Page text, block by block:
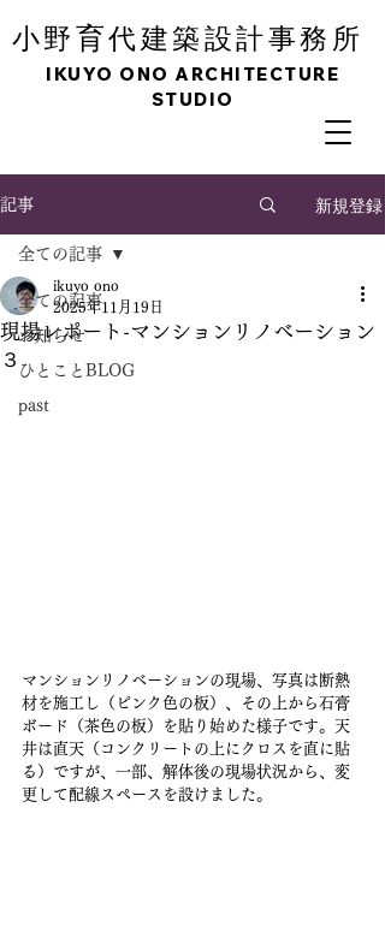
小野育代建築設計事務所
IKUYO ONO ARCHITECTURE
STUDIO
記事 新規登録
全ての記事
お知らせ
ひとことBLOG
past
全ての記事
現場レポート-マンションリノベーション
３
ikuyo ono
2025年11月19日
マンションリノベーションの現場、写真は断熱
材を施工し（ピンク色の板）、その上から石膏
ボード（茶色の板）を貼り始めた様子です。天
井は直天（コンクリートの上にクロスを直に貼
る）ですが、一部、解体後の現場状況から、変
更して配線スペースを設けました。